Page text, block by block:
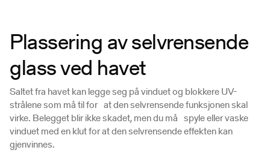
Plassering av selvrensende
glass ved havet
Saltet fra havet kan legge seg på vinduet og blokkere UV-
strålene som må til for at den selvrensende funksjonen skal
virke. Belegget blir ikke skadet, men du må spyle eller vaske
vinduet med en klut for at den selvrensende effekten kan
gjenvinnes.